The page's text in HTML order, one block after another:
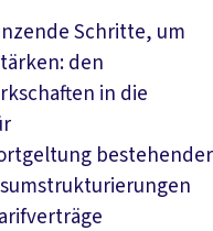
Schritte, um
den
in die
bestehender